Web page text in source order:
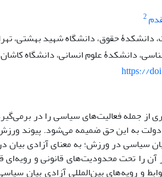
2
حقوق، دانشگاه شهید بهشتی،
دانشکدۀ علوم انسانی، دانشگاه
https://
از جمله فعالیت‌های سیاسی را در
به این حق ضمیمه می‌شود. پیوند
سیاسی در ورزش؛ به معنای آزادی بیان
را تحت محدودیت‌های قانونی و رویه‌ای
و رویه‌های بین‌المللیِ آزادی بیان